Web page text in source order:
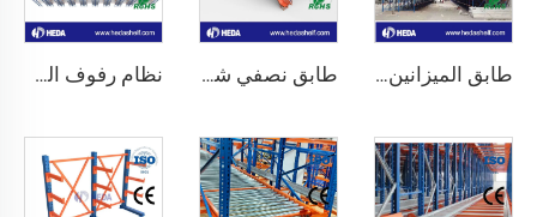
طابق الميزانين الداعم للرفوف طابق نصفي شديد التحمل للمستودعات نظام رفوف الميزانين عالي التحمل